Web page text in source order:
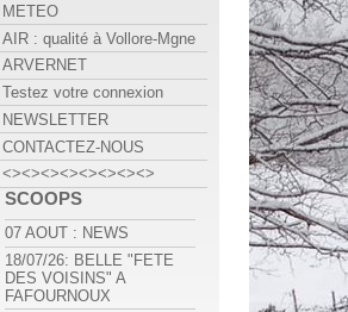
METEO
AIR : qualité à Vollore-Mgne
ARVERNET
Testez votre connexion
NEWSLETTER
CONTACTEZ-NOUS
<><><><><><><><>
SCOOPS
07 AOUT : NEWS
18/07/26: BELLE "FETE
DES VOISINS" A
FAFOURNOUX